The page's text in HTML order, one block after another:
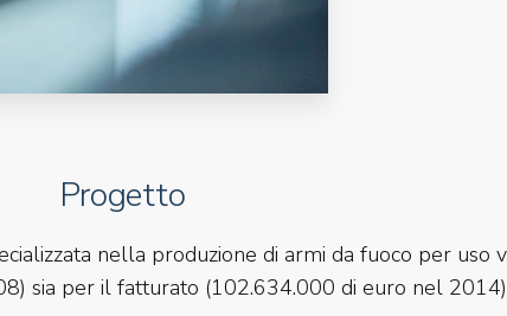
Progetto
nella produzione di armi da fuoco per
sia per il fatturato (102.634.000 di euro nel